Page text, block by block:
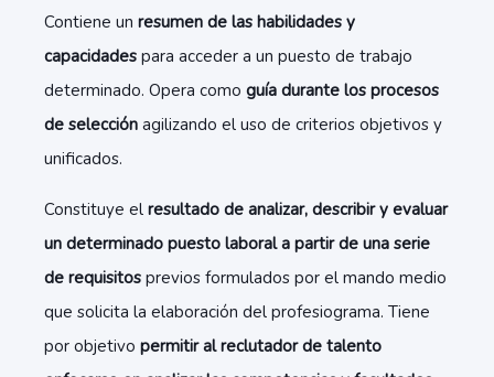
Contiene un resumen de las habilidades y
capacidades para acceder a un puesto de trabajo
determinado. Opera como guía durante los procesos
de selección agilizando el uso de criterios objetivos y
unificados.
Constituye el resultado de analizar, describir y evaluar
un determinado puesto laboral a partir de una serie
de requisitos previos formulados por el mando medio
que solicita la elaboración del profesiograma. Tiene
por objetivo permitir al reclutador de talento